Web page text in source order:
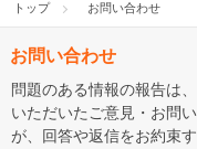
トップ お問い合わせ
お問い合わせ
問題のある情報の報告は
いただいたご意見・お問
が、回答や返信をお約束